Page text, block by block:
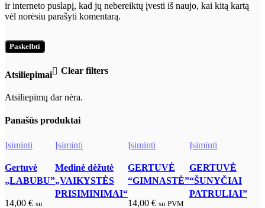
Atsiliepimai Clear filters
Atsiliepimų dar nėra.
ir interneto puslapį, kad jų nebereiktų įvesti iš naujo, kai kitą kartą
vėl norėsiu parašyti komentarą.
Panašūs produktai
Įsiminti
Gertuvė
„LABUBU”
14,00 € su
Įsiminti
Medinė dėžutė
„VAIKYSTĖS
PRISIMINIMAI“
Įsiminti
GERTUVĖ
“GIMNASTĖ”
14,00 € su PVM
Įsiminti
GERTUVĖ
“ŠUNYČIAI
PATRULIAI”